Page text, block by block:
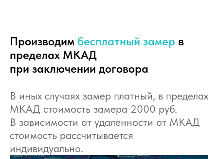
Производим бесплатный замер в
пределах МКАД
при заключении договора
В иных случаях замер платный, в пределах
МКАД стоимость замера 2000 руб.
В зависимости от удаленности от МКАД
стоимость рассчитывается
индивидуально.